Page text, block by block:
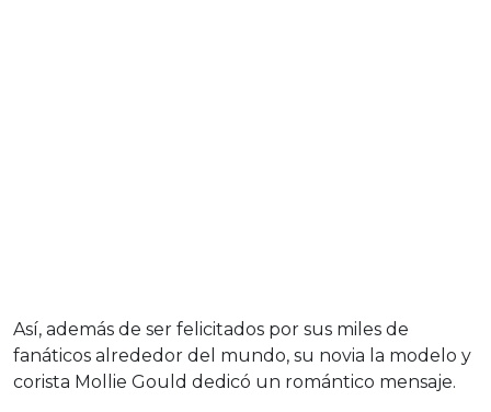
Así, además de ser felicitados por sus miles de
fanáticos alrededor del mundo, su novia la modelo y
corista Mollie Gould dedicó un romántico mensaje.